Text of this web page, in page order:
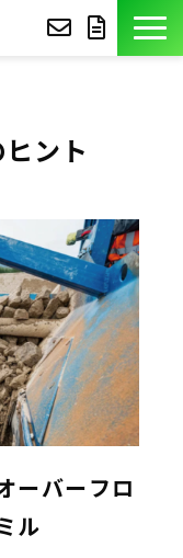
ント
ーバーフロ
ル